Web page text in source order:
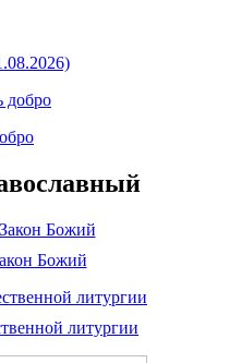
Божий
литургии